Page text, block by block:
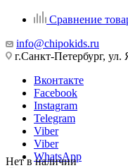
Сравнение
info@chipokids.ru
г.Санкт-Петербург,
Вконтакте
Facebook
Instagram
Telegram
Viber
Viber
WhatsApp
Нет в наличии